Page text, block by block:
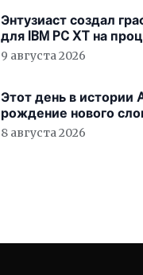
Энтузиаст создал
для IBM PC XT на
9 августа 2026
Этот день в истории
рождение нового
Different»
8 августа 2026